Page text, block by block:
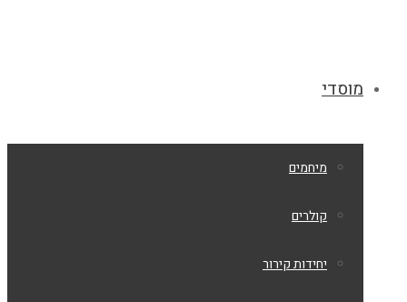
מוסדי
מיחמים
קולרים
יחידות קירור